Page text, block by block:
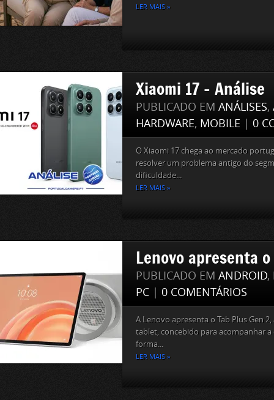
LER MAIS »
Xiaomi 17 – Análise
PUBLICADO EM ANÁLISES,
HARDWARE, MOBILE 0
O Xiaomi 17 chega ao mercado
resolver um problema antigo do
dificuldade...
LER MAIS »
Lenovo apresenta
PUBLICADO EM ANDROID,
PC
0 COMENTÁRIOS
A Lenovo apresenta o Tab Plus Gen
tablet, concebido para acompanhar a
forma...
LER MAIS »